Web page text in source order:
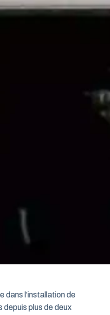
dans l’installation de
plus de deux